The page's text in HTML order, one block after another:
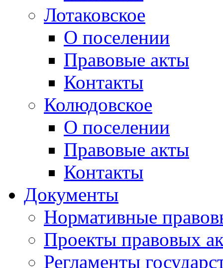
Лотаковское
О поселении
Правовые акты
Контакты
Колюдовское
О поселении
Правовые акты
Контакты
Документы
Нормативные
Проекты правовых
Регламенты